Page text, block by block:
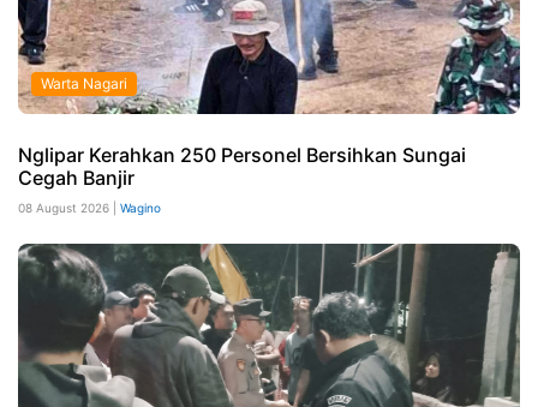
Warta Nagari
Nglipar Kerahkan 250 Personel Bersihkan Sungai
Cegah Banjir
08 August 2026 | Wagino